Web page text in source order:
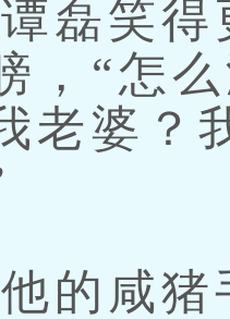
磊笑得
，“怎
老婆？
的咸猪